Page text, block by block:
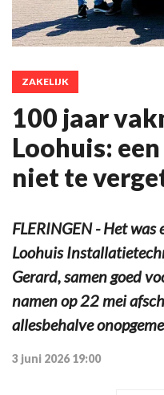
ZAKELIJK
100 jaar
Loohuis:
niet te
FLERINGEN - Het
Loohuis
Gerard, samen goed
namen op 22 mei
allesbehalve
3 juni 2026 19:00